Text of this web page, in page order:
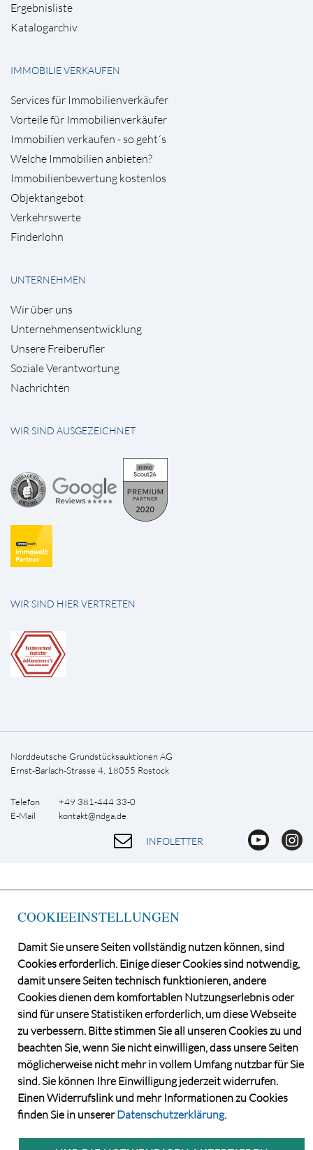
Ergebnisliste
Katalogarchiv
IMMOBILIE VERKAUFEN
Services für Immobilienverkäufer
Vorteile für Immobilienverkäufer
Immobilien verkaufen - so geht´s
Welche Immobilien anbieten?
Immobilienbewertung kostenlos
Objektangebot
Verkehrswerte
Finderlohn
UNTERNEHMEN
Wir über uns
Unternehmensentwicklung
Unsere Freiberufler
Soziale Verantwortung
Nachrichten
WIR SIND AUSGEZEICHNET
WIR SIND HIER VERTRETEN
Norddeutsche Grundstücksauktionen AG
Ernst-Barlach-Strasse 4, 18055 Rostock
Telefon +49 381-444 33-0
E-Mail kontakt@ndga.de
INFOLETTER
©2026 Norddeutsche Grundstücksauktionen AG
CONSENT MANAGER
KATALOGBEZUG
DATENSCHUTZ
VERSTEIGERUNGS- UND VERTRAGSBEDINGUNGEN
IMPRESSUM
KONTAKT
COOKIEEINSTELLUNGEN
Damit Sie unsere Seiten vollständig nutzen können, sind
Cookies erforderlich. Einige dieser Cookies sind notwendig,
damit unsere Seiten technisch funktionieren, andere
Cookies dienen dem komfortablen Nutzungserlebnis oder
sind für unsere Statistiken erforderlich, um diese Webseite
zu verbessern. Bitte stimmen Sie all unseren Cookies zu und
beachten Sie, wenn Sie nicht einwilligen, dass unsere Seiten
möglicherweise nicht mehr in vollem Umfang nutzbar für Sie
sind. Sie können Ihre Einwilligung jederzeit widerrufen.
Einen Widerrufslink und mehr Informationen zu Cookies
finden Sie in unsererDatenschutzerklärung.